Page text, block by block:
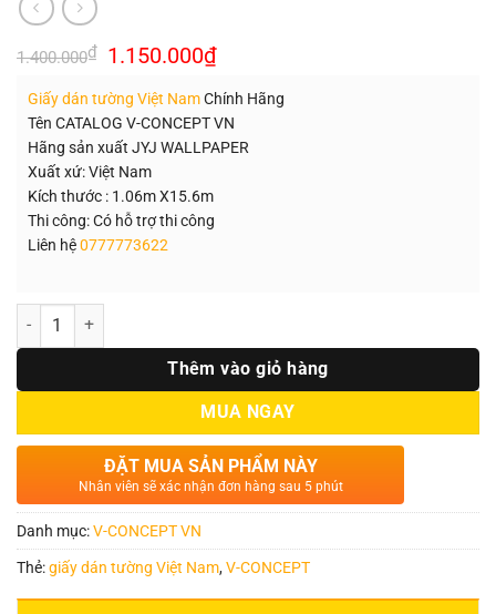
1.400.000₫ Giá
gốc
1.400.000₫.
1.150.000₫Giá
hiện
là:
1.150.000₫.
Giấy dán tường Việt NamChính Hãng
Tên CATALOG V-CONCEPT VN
Hãng sản xuất JYJ WALLPAPER
Xuất xứ: Việt Nam
Kích thước : 1.06m X15.6m
Thi công: Có hỗ trợ thi công
Liên hệ0777773622
Số lượng
Thêm vào giỏ hàng
MUA NGAY
ĐẶT MUA SẢN PHẨM NÀY
Nhân viên sẽ xác nhận đơn hàng sau 5 phút
Danh mục:V-CONCEPT VN
Thẻ:giấy dán tường Việt Nam,V-CONCEPT